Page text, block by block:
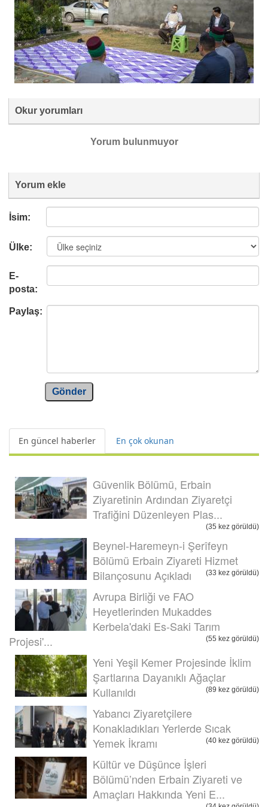
Okur yorumları
Yorum bulunmuyor
Yorum ekle
İsim:
Ülke:
E-
posta:
Paylaş:
Gönder
En güncel haberler En çok okunan
Güvenlik Bölümü, Erbain
Ziyaretinin Ardından Ziyaretçi
Trafiğini Düzenleyen Plas...
(35 kez görüldü)
Beynel-Haremeyn-i Şerîfeyn
Bölümü Erbain Ziyareti Hizmet
Bilançosunu Açıkladı
(33 kez görüldü)
Avrupa Birliği ve FAO
Heyetlerinden Mukaddes
Kerbela'daki Es-Saki Tarım
Projesi'...
(55 kez görüldü)
Yeni Yeşil Kemer Projesinde İklim
Şartlarına Dayanıklı Ağaçlar
Kullanıldı
(89 kez görüldü)
Yabancı Ziyaretçilere
Konakladıkları Yerlerde Sıcak
Yemek İkramı
(40 kez görüldü)
Kültür ve Düşünce İşleri
Bölümü’nden Erbain Ziyareti ve
Amaçları Hakkında Yeni E...